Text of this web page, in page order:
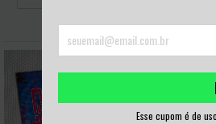
Esse cupom é de